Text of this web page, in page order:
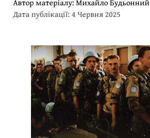
Автор матеріалу: Михайло Будьонний
Дата публікації: 4 Червня 2025